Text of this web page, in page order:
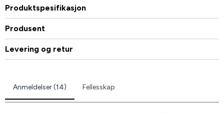
Produktspesifikasjon
Produsent
Levering og retur
Anmeldelser (14) Fellesskap